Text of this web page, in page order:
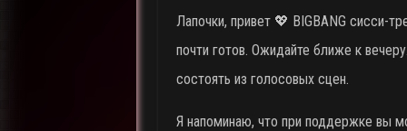
Лапочки, привет 💖 BIGBANG сисси-
почти готов. Ожидайте ближе к
состоять из голосовых сцен.
Я напоминаю, что при поддержке вы